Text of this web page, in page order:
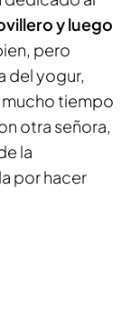
y luego
pero
del yogur,
tiempo
otra señora,
la
por hacer